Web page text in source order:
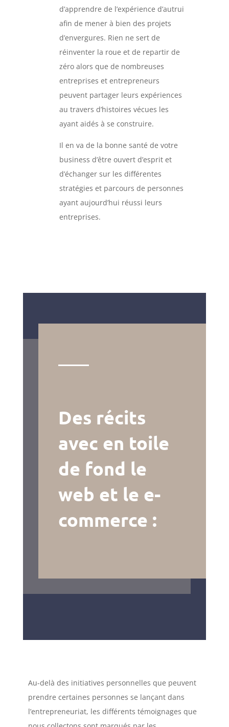
d’apprendre de l’expérience d’autrui
afin de mener à bien des projets
d’envergures. Rien ne sert de
réinventer la roue et de repartir de
zéro alors que de nombreuses
entreprises et entrepreneurs
peuvent partager leurs expériences
au travers d’histoires vécues les
ayant aidés à se construire.
Il en va de la bonne santé de votre
business d’être ouvert d’esprit et
d’échanger sur les différentes
stratégies et parcours de personnes
ayant aujourd’hui réussi leurs
entreprises.
Des récits
avec en toile
de fond le
web et le e-
commerce :
Au-delà des initiatives personnelles que peuvent
prendre certaines personnes se lançant dans
l’entrepreneuriat, les différents témoignages que